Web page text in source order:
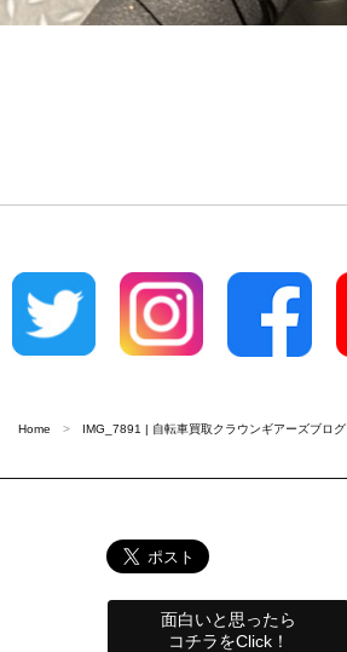
Home IMG_7891 | 自転車買取クラウンギアーズブログ
面白いと思ったら
コチラをClick！